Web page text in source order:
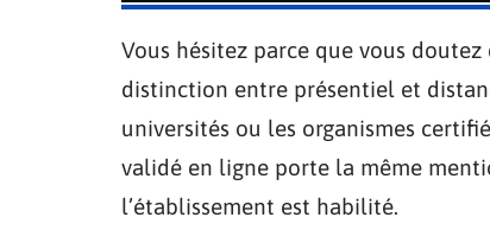
Vous hésitez parce que vous
distinction entre présentiel et
universités ou les organismes
validé en ligne porte la même
l’établissement est habilité.